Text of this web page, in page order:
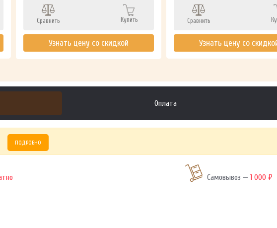
Сравнить Купить
Узнать цену со скидкой
Сравнить
Узнать цену со
Оплата
ПОДРОБНО
Самовывоз —1 000 ₽